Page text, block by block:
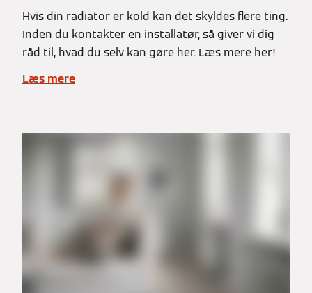
Hvis din radiator er kold kan det skyldes flere ting.
Inden du kontakter en installatør, så giver vi dig
råd til, hvad du selv kan gøre her. Læs mere her!
Læs mere